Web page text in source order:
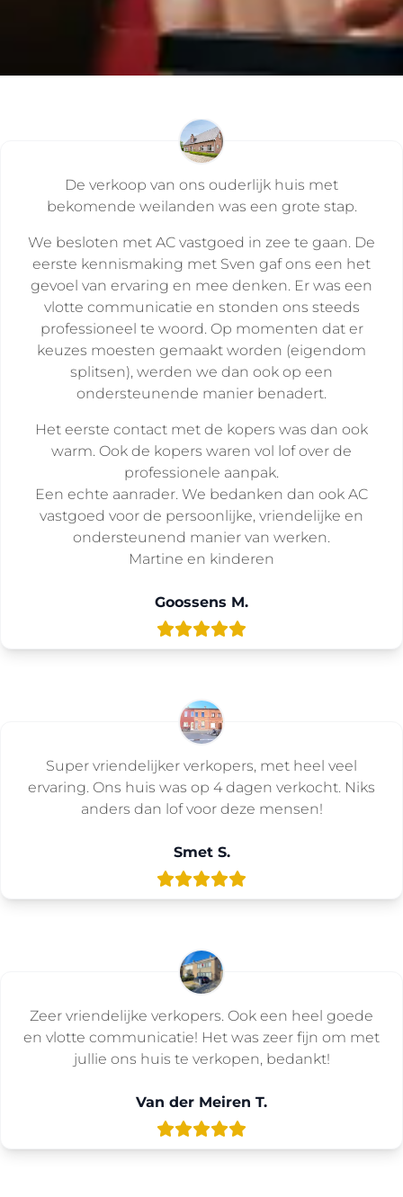
De verkoop van ons ouderlijk huis met
bekomende weilanden was een grote stap.
We besloten met AC vastgoed in zee te gaan. De
eerste kennismaking met Sven gaf ons een het
gevoel van ervaring en mee denken. Er was een
vlotte communicatie en stonden ons steeds
professioneel te woord. Op momenten dat er
keuzes moesten gemaakt worden (eigendom
splitsen), werden we dan ook op een
ondersteunende manier benadert.
Het eerste contact met de kopers was dan ook
warm. Ook de kopers waren vol lof over de
professionele aanpak.
Een echte aanrader. We bedanken dan ook AC
vastgoed voor de persoonlijke, vriendelijke en
ondersteunend manier van werken.
Martine en kinderen
Goossens M.
Super vriendelijker verkopers, met heel veel
ervaring. Ons huis was op 4 dagen verkocht. Niks
anders dan lof voor deze mensen!
Smet S.
Zeer vriendelijke verkopers. Ook een heel goede
en vlotte communicatie! Het was zeer fijn om met
jullie ons huis te verkopen, bedankt!
Van der Meiren T.